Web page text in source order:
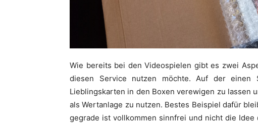
Wie bereits bei den Videospielen gibt es zwei
diesen Service nutzen möchte. Auf der
Lieblingskarten in den Boxen verewigen zu lassen
als Wertanlage zu nutzen. Bestes Beispiel dafür
gegrade ist vollkommen sinnfrei und nicht die